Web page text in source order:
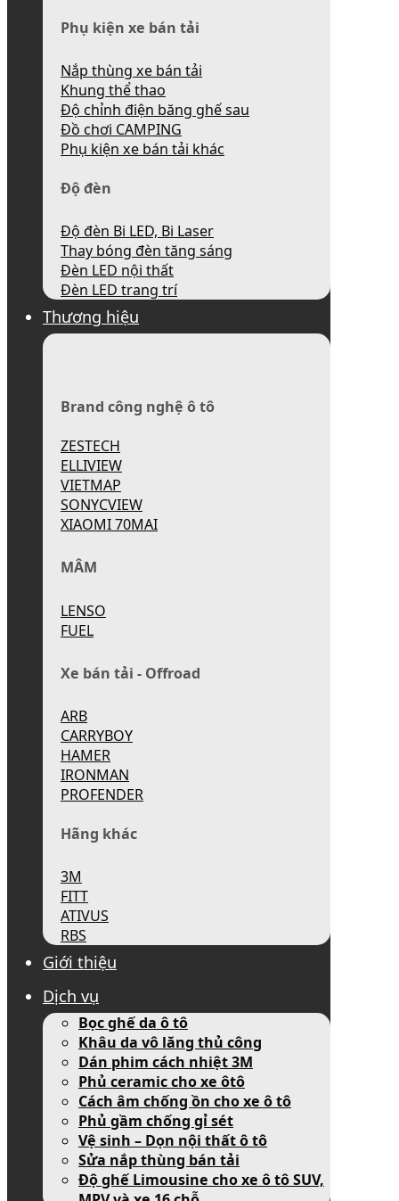
Phụ kiện xe bán tải
Nắp thùng xe bán tải
Khung thể thao
Độ chỉnh điện băng ghế sau
Đồ chơi CAMPING
Phụ kiện xe bán tải khác
Độ đèn
Độ đèn Bi LED, Bi Laser
Thay bóng đèn tăng sáng
Đèn LED nội thất
Đèn LED trang trí
Thương hiệu
Brand công nghệ ô tô
ZESTECH
ELLIVIEW
VIETMAP
SONYCVIEW
XIAOMI 70MAI
MÂM
LENSO
FUEL
Xe bán tải - Offroad
ARB
CARRYBOY
HAMER
IRONMAN
PROFENDER
Hãng khác
3M
FITT
ATIVUS
RBS
Giới thiệu
Dịch vụ
Bọc ghế da ô tô
Khâu da vô lăng thủ công
Dán phim cách nhiệt 3M
Phủ ceramic cho xe ôtô
Cách âm chống ồn cho xe ô tô
Phủ gầm chống gỉ sét
Vệ sinh – Dọn nội thất ô tô
Sửa nắp thùng bán tải
Độ ghế Limousine cho xe ô tô SUV,